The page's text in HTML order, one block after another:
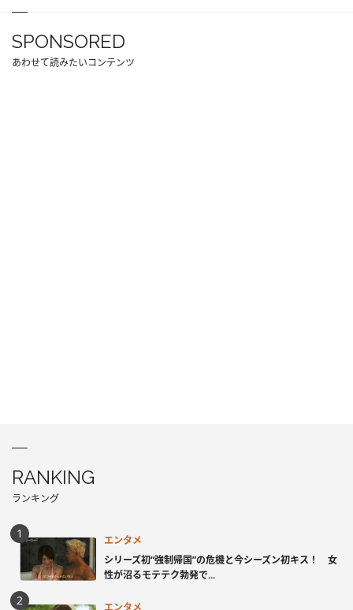
SPONSORED
あわせて読みたいコンテンツ
RANKING
ランキング
エンタメ
シリーズ初“強制帰国”の危機と今シーズン初キス！ 女
性が沼るモテテク勃発で...